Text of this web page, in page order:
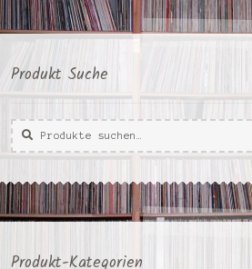
Produkt Suche
Suche
nach:
Suche
Produkt-Kategorien